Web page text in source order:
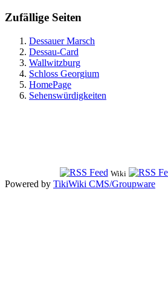
Zufällige Seiten
Dessauer Marsch
Dessau-Card
Wallwitzburg
Schloss Georgium
HomePage
Sehenswürdigkeiten
Wiki
Powered by TikiWiki CMS/Groupware